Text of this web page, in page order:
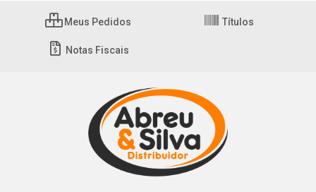
Meus Pedidos Títulos
Notas Fiscais